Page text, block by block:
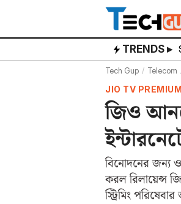
content
TRENDS ▸
Tech Gup Telecom
JIO TV
জিও
বিনোদনের জন্য
করল রিলায়েন্স
স্ট্রিমিং